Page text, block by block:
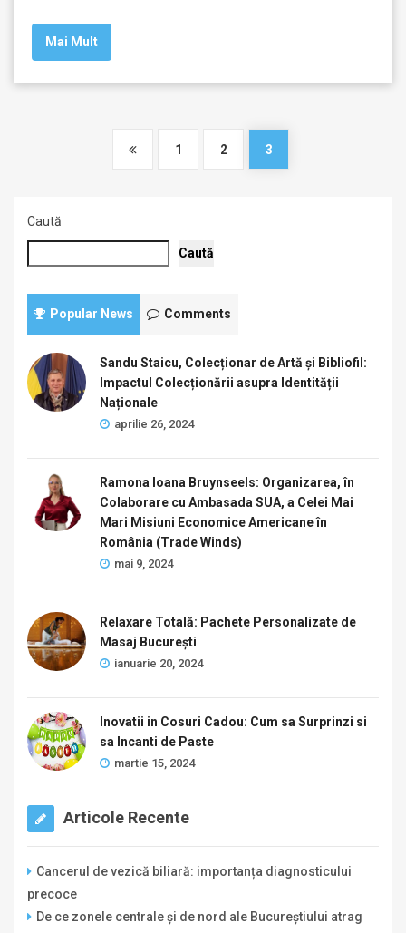
Mai Mult
1 2 3
Caută
Caută
Popular News Comments
Sandu Staicu, Colecționar de Artă și Bibliofil:
Impactul Colecționării asupra Identității
Naționale
aprilie 26, 2024
Ramona Ioana Bruynseels: Organizarea, în
Colaborare cu Ambasada SUA, a Celei Mai
Mari Misiuni Economice Americane în
România (Trade Winds)
mai 9, 2024
Relaxare Totală: Pachete Personalizate de
Masaj București
ianuarie 20, 2024
Inovatii in Cosuri Cadou: Cum sa Surprinzi si
sa Incanti de Paste
martie 15, 2024
Articole Recente
Cancerul de vezică biliară: importanța diagnosticului
precoce
De ce zonele centrale și de nord ale Bucureștiului atrag